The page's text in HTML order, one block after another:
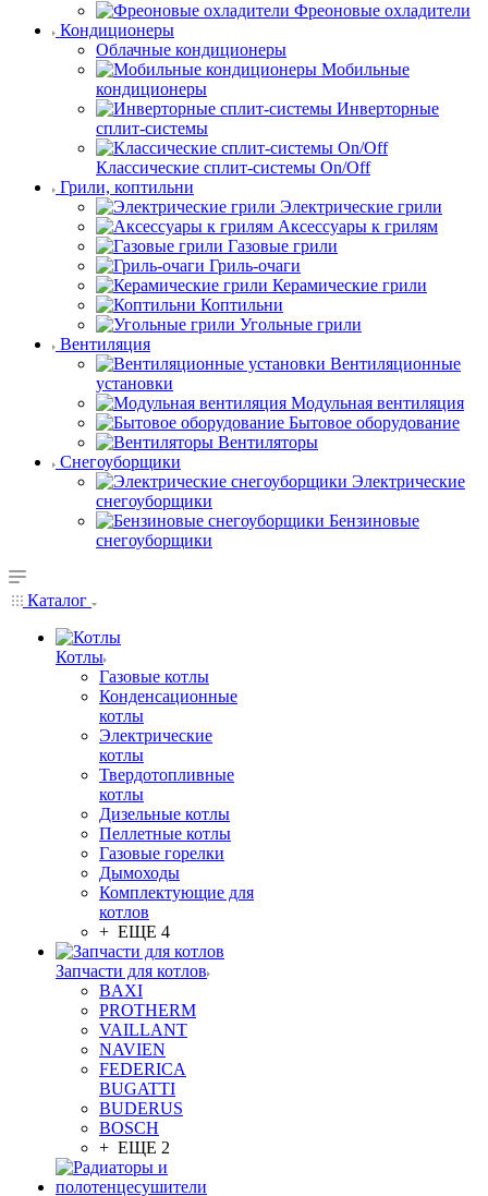
Фреоновые охладители
Кондиционеры
Облачные кондиционеры
Мобильные
кондиционеры
Инверторные
сплит-системы
Классические сплит-системы On/Off
Грили, коптильни
Электрические грили
Аксессуары к грилям
Газовые грили
Гриль-очаги
Керамические грили
Коптильни
Угольные грили
Вентиляция
Вентиляционные
установки
Модульная вентиляция
Бытовое оборудование
Вентиляторы
Снегоуборщики
Электрические
снегоуборщики
Бензиновые
снегоуборщики
Каталог
Котлы
Газовые котлы
Конденсационные
котлы
Электрические
котлы
Твердотопливные
котлы
Дизельные котлы
Пеллетные котлы
Газовые горелки
Дымоходы
Комплектующие для
котлов
+ ЕЩЕ 4
Запчасти для котлов
BAXI
PROTHERM
VAILLANT
NAVIEN
FEDERICA
BUGATTI
BUDERUS
BOSCH
+ ЕЩЕ 2